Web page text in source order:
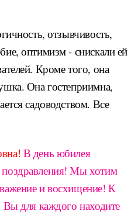
отзывчивость,
оптимизм - снискали ей
Кроме того, она
Она гостеприимна,
садоводством. Все
В день юбилея
Мы хотим
и восхищение! К
Вы для каждого находите